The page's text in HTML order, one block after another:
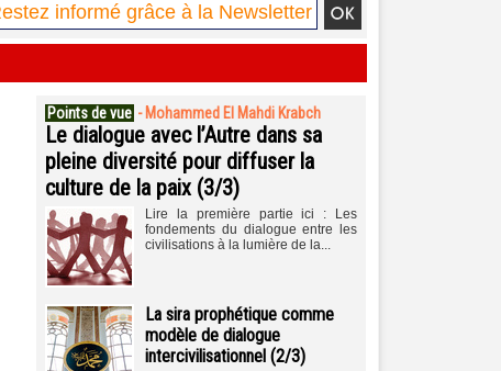
Points de vue - Mohammed El Mahdi Krabch
Le dialogue avec l’Autre dans sa
pleine diversité pour diffuser la
culture de la paix (3/3)
Lire la première partie ici : Les
fondements du dialogue entre les
civilisations à la lumière de la...
La sira prophétique comme
modèle de dialogue
intercivilisationnel (2/3)